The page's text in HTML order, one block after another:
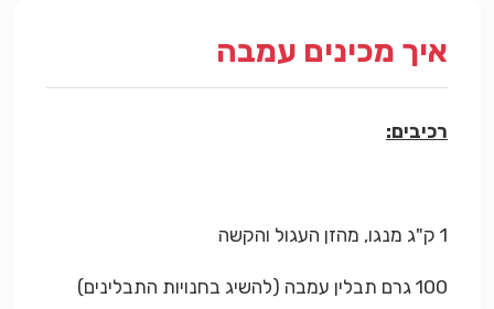
איך מכינים עמבה
רכיבים:
1 ק"ג מנגו, מהזן העגול והקשה
100 גרם תבלין עמבה (להשיג בחנויות התבלינים)